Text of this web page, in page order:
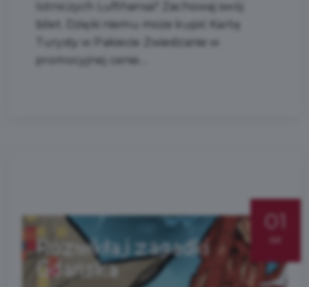
lotniczych Lufthansa? Zachowaj swój
bilet. Dzięki niemu może kupić Kartę
Turysty w Pakiecie Zwiedzanie w
promocyjnej cenie....
01